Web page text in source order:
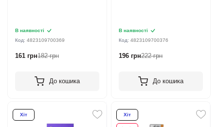
В наявності
Код: 4823109700369
161 грн182 грн
До кошика
В наявності
Код:4823109700376
196 грн222 грн
До кошика
Хіт Хіт